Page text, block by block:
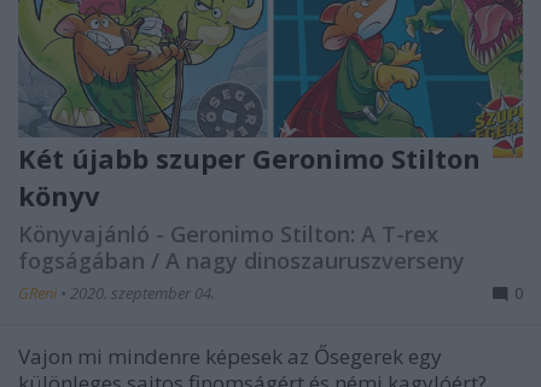
Két újabb szuper Geronimo Stilton
könyv
Könyvajánló - Geronimo Stilton: A T-rex
fogságában / A nagy dinoszauruszverseny
GReni • 2020. szeptember 04. 0
Vajon mi mindenre képesek az Ősegerek egy